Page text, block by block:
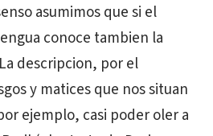
asumimos que si el
conoce tambien la
descripcion, por el
y matices que nos situan
ejemplo, casi poder oler a